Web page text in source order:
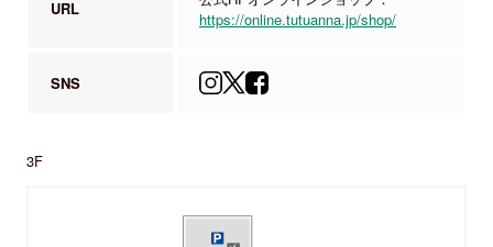
URL
https://online.tutuanna.jp/shop/
SNS
3F